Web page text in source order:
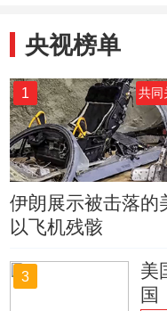
央视榜单
1 共同
伊朗展示被击落的
以飞机残骸
3
美
国